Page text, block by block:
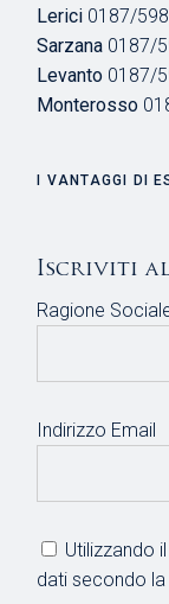
Lerici 0187/
Sarzana 0187/
Levanto 0187/
Monterosso
I VANTAGGI DI
Iscriviti
Ragione
Indirizzo Email
Utilizzando
dati secondo